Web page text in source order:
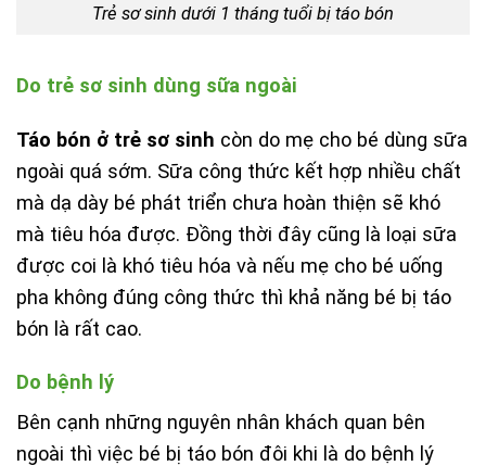
Trẻ sơ sinh dưới 1 tháng tuổi bị táo bón
Do trẻ sơ sinh dùng sữa ngoài
Táo bón ở trẻ sơ sinh còn do mẹ cho bé dùng sữa
ngoài quá sớm. Sữa công thức kết hợp nhiều chất
mà dạ dày bé phát triển chưa hoàn thiện sẽ khó
mà tiêu hóa được. Đồng thời đây cũng là loại sữa
được coi là khó tiêu hóa và nếu mẹ cho bé uống
pha không đúng công thức thì khả năng bé bị táo
bón là rất cao.
Do bệnh lý
Bên cạnh những nguyên nhân khách quan bên
ngoài thì việc bé bị táo bón đôi khi là do bệnh lý